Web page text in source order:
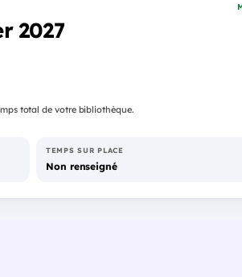
2027
total de votre bibliothèque.
TEMPS SUR PLACE
Non renseigné